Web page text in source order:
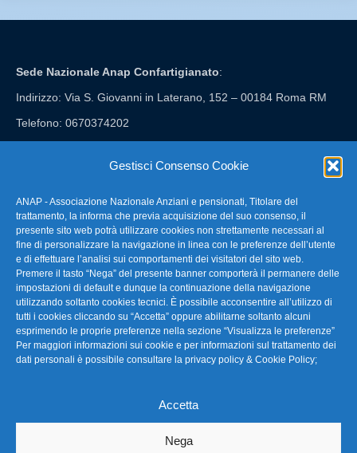
Gestisci Consenso Cookie
ANAP - Associazione Nazionale Anziani e pensionati, Titolare del
trattamento, la informa che previa acquisizione del suo consenso, il
presente sito web potrà utilizzare cookies non strettamente necessari al
fine di personalizzare la navigazione in linea con le preferenze dell’utente
e di effettuare l’analisi sui comportamenti dei visitatori del sito web.
Premere il tasto “Nega” del presente banner comporterà il permanere delle
impostazioni di default e dunque la continuazione della navigazione
utilizzando soltanto cookies tecnici. È possibile acconsentire all’utilizzo di
tutti i cookies cliccando su “Accetta” oppure abilitarne soltanto alcuni
esprimendo le proprie preferenze nella sezione “Visualizza le preferenze”
Per maggiori informazioni sui cookie e per informazioni sul trattamento dei
dati personali è possibile consultare la privacy policy & Cookie Policy;
Accetta
Nega
Sede Nazionale Anap Confartigianato:
Indirizzo: Via S. Giovanni in Laterano, 152 – 00184 Roma RM
Telefono: 0670374202
FAQ – Domande Frequenti
La nostra Newsletter
Link Utili
TG Confartigianato
Privacy & Cookie Policy
Seguici